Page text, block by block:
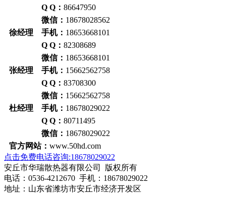
Q Q： 86647950
微信： 18678028562
徐经理 手机： 18653668101
Q Q： 82308689
微信： 18653668101
张经理 手机： 15662562758
Q Q： 83708300
微信： 15662562758
杜经理 手机： 18678029022
Q Q： 80711495
微信： 18678029022
官方网站： www.50hd.com
点击免费电话咨询:18678029022
安丘市华瑞散热器有限公司 版权所有
电话：0536-4212670 手机：18678029022
地址：山东省潍坊市安丘市经济开发区